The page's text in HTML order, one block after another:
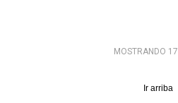
MOSTRANDO 17
Ir arriba